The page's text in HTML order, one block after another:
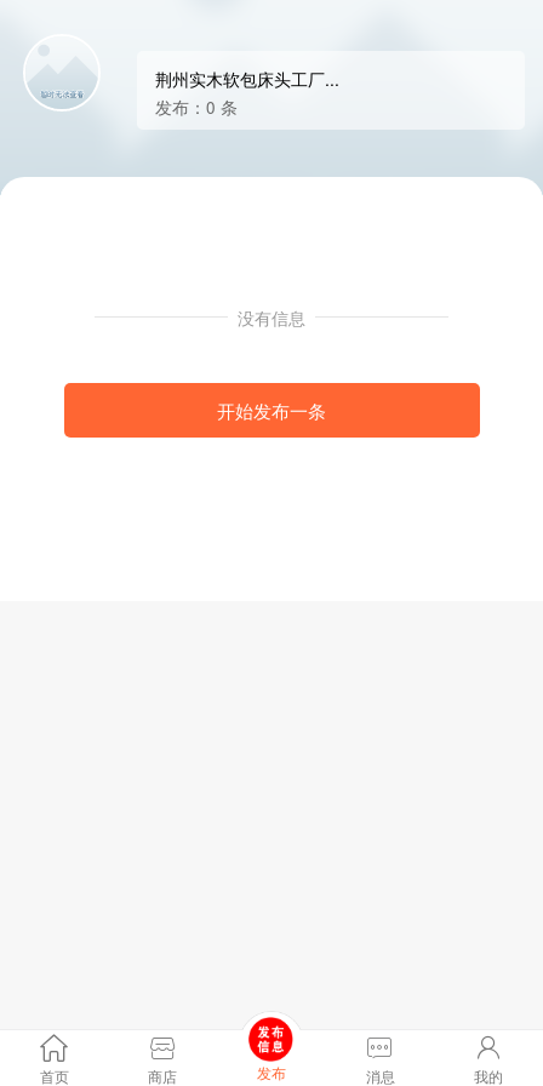
荆州实木软包床头工厂...
发布：0 条
没有信息
开始发布一条
首页 商店 发布 消息 我的